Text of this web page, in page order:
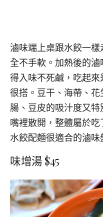
滷味端上桌跟水餃一
全不手軟。加熱後的
得入味不死鹹，吃起
很搭。豆干、海帶、
腸、豆皮的吸汁度又
嘴裡散開，整體屬於
水餃配麵很適合的滷味
味增湯 $45